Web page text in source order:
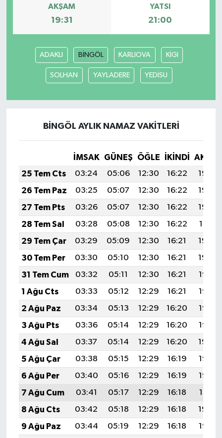
AKŞAM
19:31
YATSI
21:00
ADAKLI BİNGÖL KARLIOVA KİGI
SOLHAN YAYLADERE YEDİSU
BİNGÖL AYLIK NAMAZ VAKITLERI
İMSAK GÜNEŞ ÖĞLE İKINDI
25 Tem Cts
03:24 05:06 12:30 16:22
19:43
26 Tem Paz
03:25 05:07 12:30 16:22
19:43
27 Tem Pts
03:26 05:07 12:30 16:22
19:42
28 Tem Sal
03:28 05:08 12:30 16:22
19:41
29 Tem Çar
03:29 05:09 12:30 16:21
19:40
30 Tem Per
03:30 05:10 12:30 16:21
19:39
31 Tem Cum
03:32 05:11 12:30 16:21
19:38
1 Ağu Cts
03:33 05:12 12:29 16:21
19:37
2 Ağu Paz
03:34 05:13 12:29 16:20
19:36
3 Ağu Pts
03:36 05:14 12:29 16:20
19:35
4 Ağu Sal
03:37 05:14 12:29 16:20
19:34
5 Ağu Çar
03:38 05:15 12:29 16:19
19:33
6 Ağu Per
03:40 05:16 12:29 16:19
19:32
7 Ağu Cum
03:41 05:17 12:29 16:18
19:31
8 Ağu Cts
03:42 05:18 12:29 16:18
19:30
9 Ağu Paz
03:44 05:19 12:29 16:18
19:28